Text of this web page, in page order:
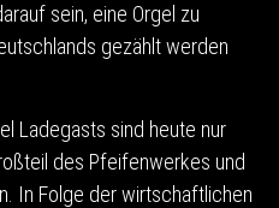
sein, eine Orgel zu
gezählt werden
Ladegasts sind heute nur
des Pfeifenwerkes und
In Folge der wirtschaftlichen